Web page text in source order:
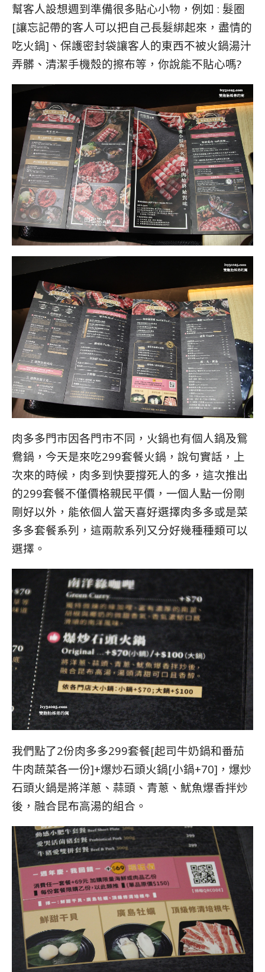
幫客人設想週到準備很多貼心小物，例如 : 髮圈
[讓忘記帶的客人可以把自己長髮綁起來，盡情的
吃火鍋]、保護密封袋讓客人的東西不被火鍋湯汁
弄髒、清潔手機殼的擦布等，你說能不貼心嗎?
肉多多門市因各門市不同，火鍋也有個人鍋及鴛
鴦鍋，今天是來吃299套餐火鍋，說句實話，上
次來的時候，肉多到快要撐死人的多，這次推出
的299套餐不僅價格親民平價，一個人點一份剛
剛好以外，能依個人當天喜好選擇肉多多或是菜
多多套餐系列，這兩款系列又分好幾種種類可以
選擇。
我們點了2份肉多多299套餐[起司牛奶鍋和番茄
牛肉蔬菜各一份]+爆炒石頭火鍋[小鍋+70]，爆炒
石頭火鍋是將洋蔥、蒜頭、青蔥、魷魚爆香拌炒
後，融合昆布高湯的組合。